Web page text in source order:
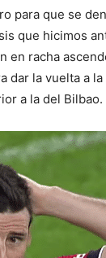
para que se
que hicimos
en racha
dar la vuelta a
a la del Bilbao.